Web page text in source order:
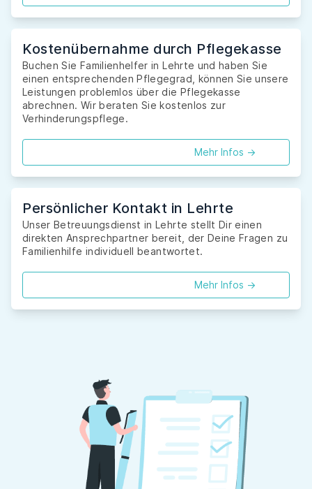
Kostenübernahme durch Pflegekasse
Buchen Sie Familienhelfer in Lehrte und haben Sie
einen entsprechenden Pflegegrad, können Sie unsere
Leistungen problemlos über die Pflegekasse
abrechnen. Wir beraten Sie kostenlos zur
Verhinderungspflege.
Mehr Infos ->
Persönlicher Kontakt in Lehrte
Unser Betreuungsdienst in Lehrte stellt Dir einen
direkten Ansprechpartner bereit, der Deine Fragen zu
Familienhilfe individuell beantwortet.
Mehr Infos ->